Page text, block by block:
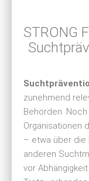
STRONG
zunehmend
Behörden.
Organisationen
– etwa über die
anderen
vor